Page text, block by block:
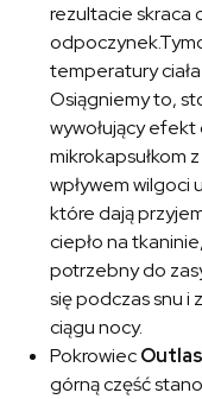
rezultacie skraca
temperatury
Osiągniemy to,
wywołujący efekt
mikrokapsułkom
wpływem wilgoci
które dają
ciepło na
potrzebny do
się podczas snu i
ciągu nocy.
Pokrowiec
górną część